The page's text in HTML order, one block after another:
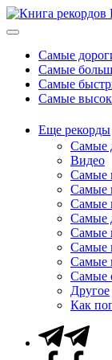
Перейти
к
Мировые
ГиннессаСамые
Самые
Самые
Самые
Еще рекорды
Самые
Видео
Самые
Самые
Самые
Самые
Самые
Самые
Самые
Самые
Другое
Как
Telegram
Facebook